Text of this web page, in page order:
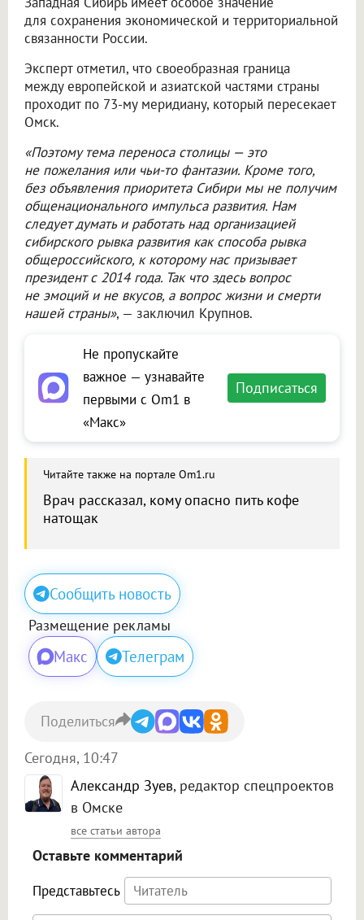
для сохранения экономической и территориальной
связанности России.
Эксперт отметил, что своеобразная граница
между европейской и азиатской частями страны
проходит по 73-му меридиану, который пересекает
Омск.
«Поэтому тема переноса столицы — это
не пожелания или чьи-то фантазии. Кроме того,
без объявления приоритета Сибири мы не получим
общенационального импульса развития. Нам
следует думать и работать над организацией
сибирского рывка развития как способа рывка
общероссийского, к которому нас призывает
президент с 2014 года. Так что здесь вопрос
не эмоций и не вкусов, а вопрос жизни и смерти
нашей страны», — заключил Крупнов.
Не пропускайте
важное — узнавайте
первыми с Om1 в
«Макс»
Подписаться
Читайте также на портале Om1.ru
Врач рассказал, кому опасно пить кофе
натощак
Сообщить новость
Размещение рекламы
Макс Телеграм
Александр Зуев, редактор спецпроектов
в Омске
все статьи автора
Сегодня, 10:47
Поделиться
Оставьте комментарий
Представьтесь